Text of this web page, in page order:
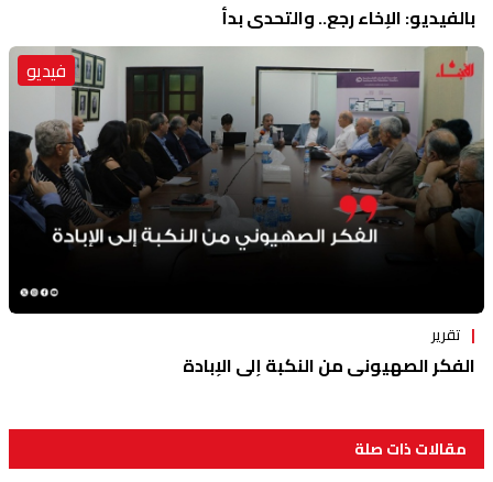
بالفيديو: الإخاء رجع.. والتحدي بدأ
فيديو
تقرير
الفكر الصهيوني من النكبة إلى الإبادة
مقالات ذات صلة